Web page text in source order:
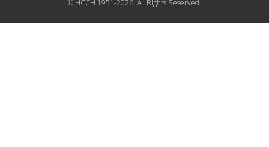
© HCCH 1951-2026. All Rights Reserved.